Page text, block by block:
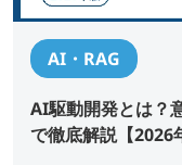
AI・RAG
AI駆動開発とは？
で徹底解説【2026